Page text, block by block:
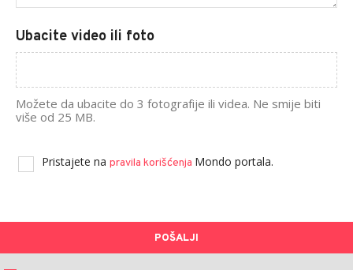
Ubacite video ili foto
Možete da ubacite do 3 fotografije ili videa. Ne smije biti
više od 25 MB.
Pristajete na pravila korišćenja Mondo portala.
POŠALJI